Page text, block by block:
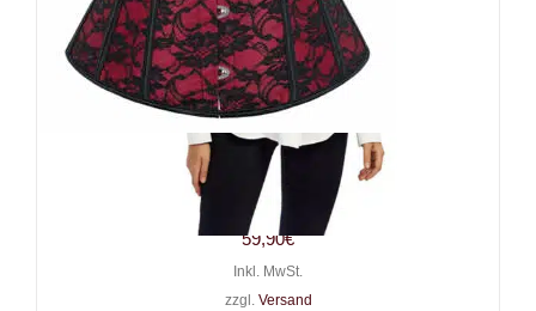
Moon Attic Korsett Flowers
of Red
59,90€
Inkl. MwSt.
zzgl. Versand